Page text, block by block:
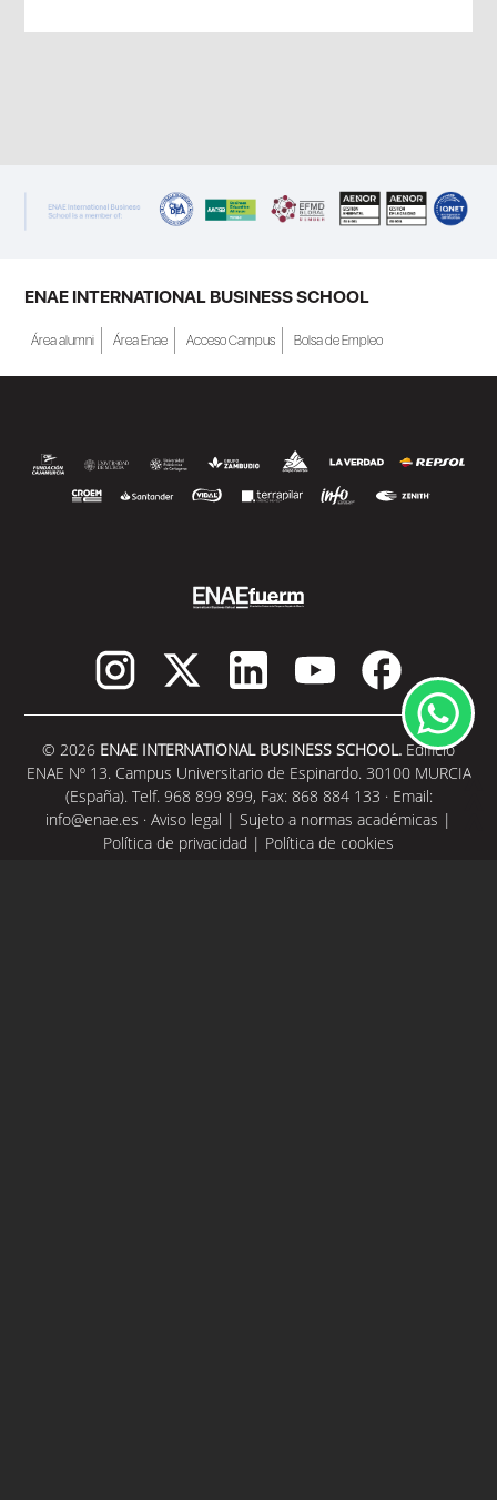
ENAE INTERNATIONAL BUSINESS SCHOOL
Área alumni Área Enae Acceso Campus Bolsa de Empleo
© 2026 ENAE INTERNATIONAL BUSINESS SCHOOL. Edificio
ENAE Nº 13. Campus Universitario de Espinardo. 30100 MURCIA
(España). Telf. 968 899 899, Fax: 868 884 133 · Email:
info@enae.es · Aviso legal | Sujeto a normas académicas |
Política de privacidad | Política de cookies